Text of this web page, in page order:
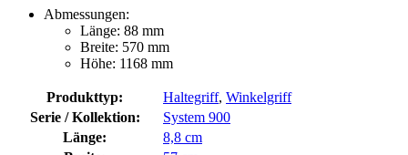
Abmessungen:
Länge: 88 mm
Breite: 570 mm
Höhe: 1168 mm
Produkttyp: Haltegriff, Winkelgriff
Serie / Kollektion:
System 900
Länge:
8,8 cm